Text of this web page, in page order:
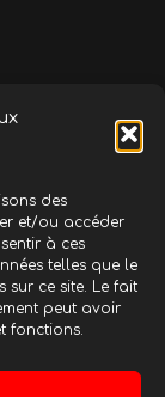
des
et/ou accéder
à ces
telles que le
sur ce site. Le fait
peut avoir
fonctions.